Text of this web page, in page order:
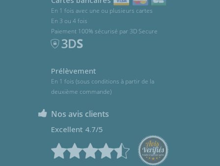
En 1 fois avec une ou plusieurs cartes
En 3 ou 4 fois
Paiement 100% sécurisé par 3D Secure
Prélèvement
En 1 fois (sous conditions à partir de la
deuxième commande)
Nos avis clients
Excellent 4.7/5